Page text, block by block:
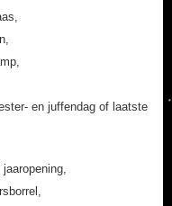
en juffendag of laatste